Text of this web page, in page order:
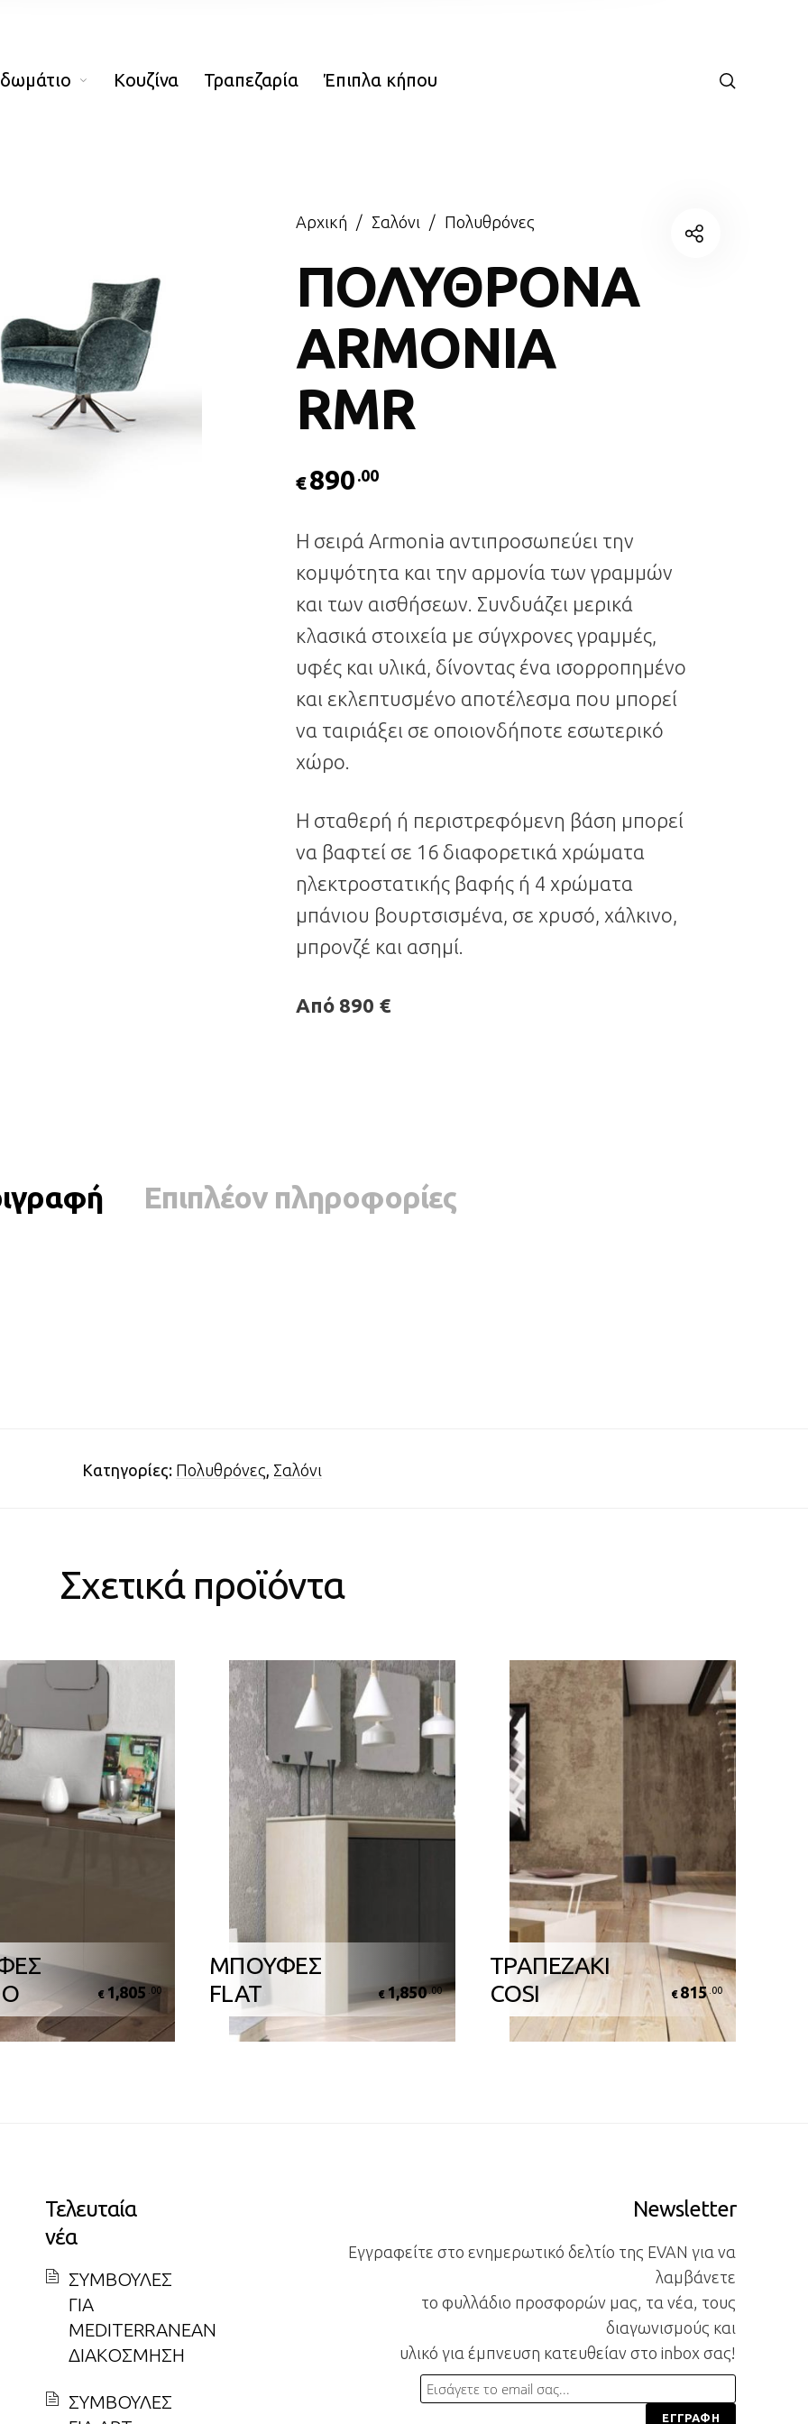
Κουζίνα Τραπεζαρία Έπιπλα κήπου
Αρχική / Σαλόνι / Πολυθρόνες
ΠΟΛΥΘΡΟΝΑ
ARMONIA
RMR
€890 .00
Η σειρά Armonia αντιπροσωπεύει την
κομψότητα και την αρμονία των γραμμών
και των αισθήσεων. Συνδυάζει μερικά
κλασικά στοιχεία με σύγχρονες γραμμές,
υφές και υλικά, δίνοντας ένα ισορροπημένο
και εκλεπτυσμένο αποτέλεσμα που μπορεί
να ταιριάξει σε οποιονδήποτε εσωτερικό
χώρο.
Η σταθερή ή περιστρεφόμενη βάση μπορεί
να βαφτεί σε 16 διαφορετικά χρώματα
ηλεκτροστατικής βαφής ή 4 χρώματα
μπάνιου βουρτσισμένα, σε χρυσό, χάλκινο,
μπρονζέ και ασημί.
Από 890 €
Επιπλέον πληροφορίες
Κατηγορίες: Πολυθρόνες Σαλόνι
Σχετικά προϊόντα
€ 1,805 .00
ΜΠΟΥΦΕΣ
FLAT
€ 1,850 .00
ΤΡΑΠΕΖΑΚΙ
COSI
€ 815 .00
Τελευταία
νέα
ΣΥΜΒΟΥΛΕΣ
ΓΙΑ
MEDITERRANEAN
ΔΙΑΚΟΣΜΗΣΗ
ΣΥΜΒΟΥΛΕΣ
Newsletter
Εγγραφείτε στο ενημερωτικό δελτίο της EVAN για να
λαμβάνετε
το φυλλάδιο προσφορών μας, τα νέα, τους
διαγωνισμούς και
υλικό για έμπνευση κατευθείαν στο inbox σας!